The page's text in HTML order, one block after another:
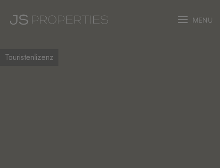
MENU
Touristenlizenz